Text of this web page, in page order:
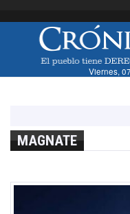
Viernes,
MAGNATE